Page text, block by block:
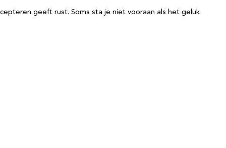
geeft rust. Soms sta je niet vooraan als het geluk